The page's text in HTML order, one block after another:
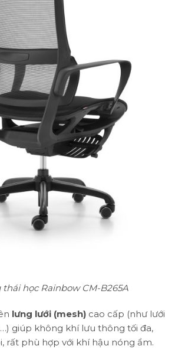
thái học Rainbow CM-B265A
lưng lưới (mesh)cao cấp (như lưới
giúp không khí lưu thông tối đa,
rất phù hợp với khí hậu nóng ẩm.